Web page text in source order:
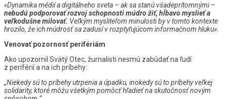
«Dynamika médií a digitálneho sveta – ak sa stanú všadeprítomnými –
nebudú podporovať rozvoj schopnosti múdro žiť, hĺbavo myslieť a
veľkodušne milovať. Veľkým mysliteľom minulosti by v tomto kontexte
hrozilo, že ich múdrosť sa zadusí v rozptyľujúcom informačnom hluku»
Venovať pozornosť perifériám
Ako upozornil Svätý Otec, žurnalisti nesmú zabúdať na ľudí
z periférií a na ich príbehy:
„Niekedy sú to príbehy utrpenia a úpadku, inokedy sú to príbehy veľkej
solidarity, ktoré môžu všetkým pomôcť hľadieť na skutočnosť novým